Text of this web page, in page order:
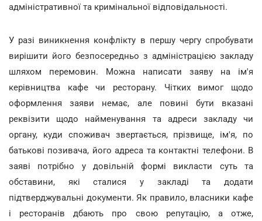
адміністративної та кримінальної відповідальності.
У разі виникнення конфлікту в першу чергу спробувати
вирішити його безпосередньо з адміністрацією закладу
шляхом перемовин. Можна написати заяву на ім'я
керівництва кафе чи ресторану. Чітких вимог щодо
оформлення заяви немає, але повині бути вказані
реквізити щодо найменування та адреси закладу чи
органу, куди споживач звертається, прізвище, ім'я, по
батькові позивача, його адреса та контактні телефони. В
заяві потрібно у довільній формі викласти суть та
обставини, які сталися у закладі та додати
підтверджувальні документи. Як правило, власники кафе
і ресторанів дбають про свою репутацію, а отже,